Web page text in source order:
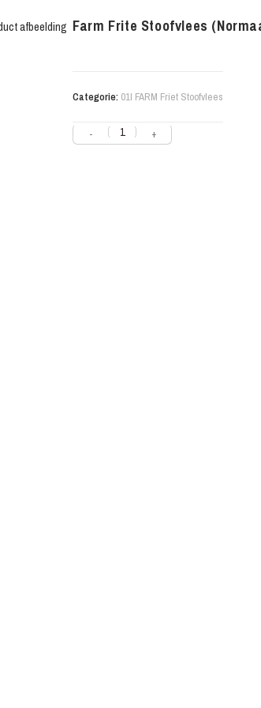
Farm Frite Stoofvlees
Categorie: 01l FARM Friet Stoofvlees
- +